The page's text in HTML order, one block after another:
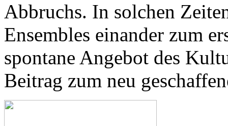
Abbruchs. In solchen
Ensembles einander zum
spontane Angebot des
Beitrag zum neu